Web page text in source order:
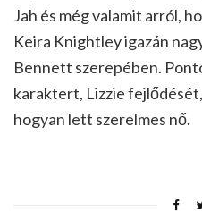
Jah és még valamit arról,
Keira Knightley igazán
Bennett szerepében.
karaktert, Lizzie
hogyan lett szerelmes nő.